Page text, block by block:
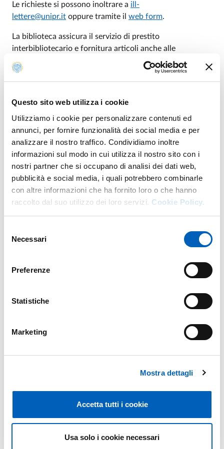
Questo sito web utilizza i cookie
Utilizziamo i cookie per personalizzare contenuti ed
annunci, per fornire funzionalità dei social media e per
analizzare il nostro traffico. Condividiamo inoltre
informazioni sul modo in cui utilizza il nostro sito con i
nostri partner che si occupano di analisi dei dati web,
pubblicità e social media, i quali potrebbero combinarle
con altre informazioni che ha fornito loro o che hanno
raccolto dal suo utilizzo dei loro servizi. Cookie Policy.
delNecessari
Preferenze
Statistiche
Marketing
Mostra dettagli
Accetta tutti i cookie
Usa solo i cookie necessari
Le richieste si possono inoltrare a ill-
lettere@unipr.it oppure tramite il web form.
La biblioteca assicura il servizio di prestito
interbibliotecario e fornitura articoli anche alle
biblioteche esterne
. Le richieste possono essere inviate
aill-lettere@unipr.it oppure tramite Nilde.
Modalità e condizioni del
servizio
Per ulteriori informazioniconsulta il documento del
Servizio di Prestito interbibliotecario e fornitura articoli.
SERVIZIO DI PRESTITO
Modificato il